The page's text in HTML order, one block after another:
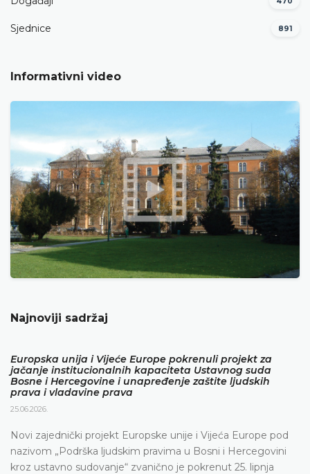
Sjednice 891
Informativni video
Najnoviji sadržaj
Europska unija i Vijeće Europe pokrenuli projekt za
jačanje institucionalnih kapaciteta Ustavnog suda
Bosne i Hercegovine i unapređenje zaštite ljudskih
prava i vladavine prava
25.06.2026.
Novi zajednički projekt Europske unije i Vijeća Europe pod
nazivom „Podrška ljudskim pravima u Bosni i Hercegovini
kroz ustavno sudovanje“ zvanično je pokrenut 25. lipnja